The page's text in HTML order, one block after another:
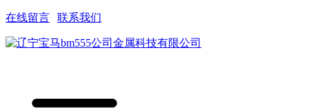
在线留言 联系我们